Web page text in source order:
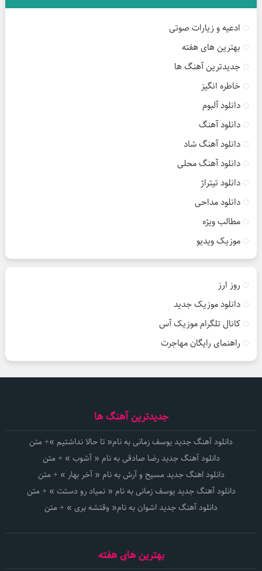
ادعیه و زیارات صوتی
بهترین های هفته
جدیدترین آهنگ ها
خاطره انگیز
دانلود آلبوم
دانلود آهنگ
دانلود آهنگ شاد
دانلود آهنگ محلی
دانلود تیتراژ
دانلود مداحی
مطالب ویژه
موزیک ویدیو
روز ارز
دانلود موزیک جدید
کانال تلگرام موزیک آس
راهنمای رایگان مهاجرت
جدیدترین آهنگ ها
دانلود آهنگ جدید یوسف زمانی به نام« تا حالا نداشتیم »+ متن
دانلود آهنگ جدید رضا صادقی به نام « آشوب » + متن
دانلود اهنگ جدید مسیح و آرش به نام « آخر بهار » + متن
دانلود آهنگ جدید یوسف زمانی به نام « نمیاد رو دستت » + متن
دانلود آهنگ جدید اشوان به نام« وقتشه بری » + متن
بهترین های هفته